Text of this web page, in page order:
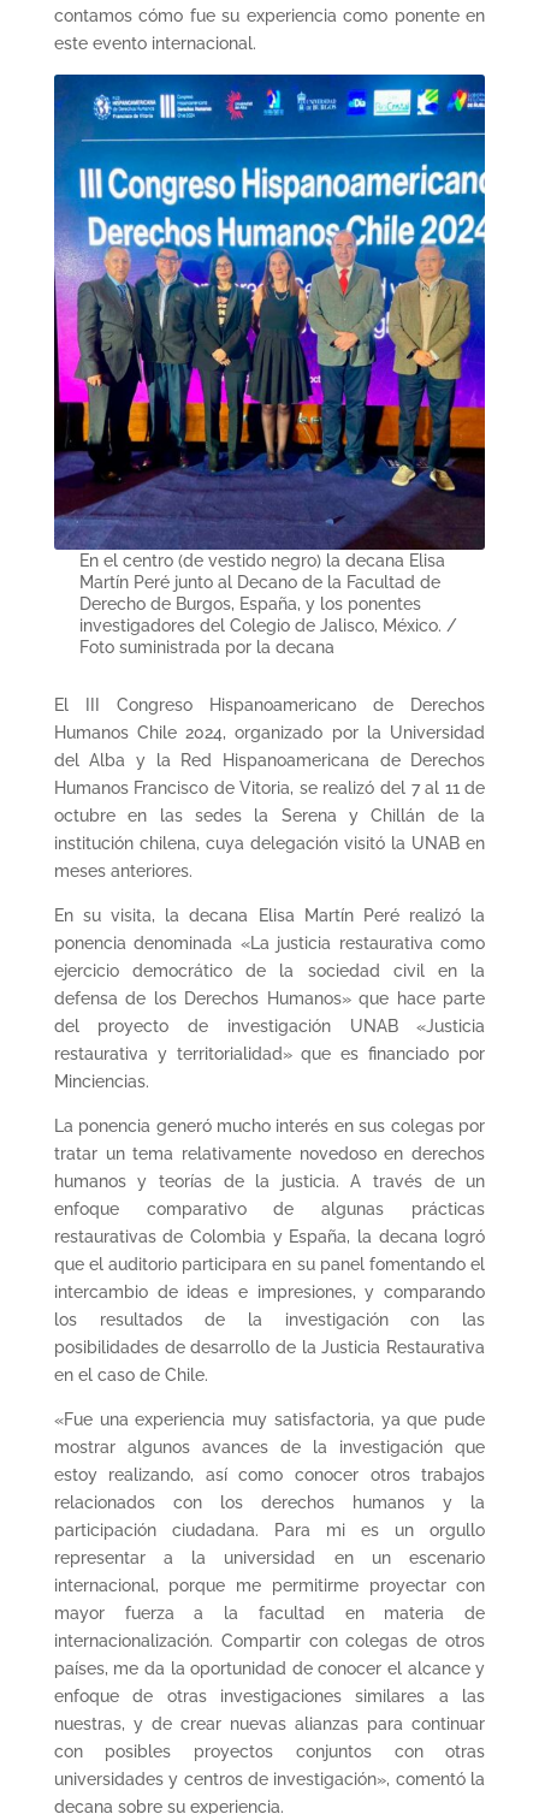
contamos cómo fue su experiencia como ponente en
este evento internacional.
En el centro (de vestido negro) la decana Elisa
Martín Peré junto al Decano de la Facultad de
Derecho de Burgos, España, y los ponentes
investigadores del Colegio de Jalisco, México. /
Foto suministrada por la decana
El III Congreso Hispanoamericano de Derechos
Humanos Chile 2024, organizado por la Universidad
del Alba y la Red Hispanoamericana de Derechos
Humanos Francisco de Vitoria, se realizó del 7 al 11 de
octubre en las sedes la Serena y Chillán de la
institución chilena, cuya delegación visitó la UNAB en
meses anteriores.
En su visita, la decana Elisa Martín Peré realizó la
ponencia denominada «La justicia restaurativa como
ejercicio democrático de la sociedad civil en la
defensa de los Derechos Humanos» que hace parte
del proyecto de investigación UNAB «Justicia
restaurativa y territorialidad» que es financiado por
Minciencias.
La ponencia generó mucho interés en sus colegas por
tratar un tema relativamente novedoso en derechos
humanos y teorías de la justicia. A través de un
enfoque comparativo de algunas prácticas
restaurativas de Colombia y España, la decana logró
que el auditorio participara en su panel fomentando el
intercambio de ideas e impresiones, y comparando
los resultados de la investigación con las
posibilidades de desarrollo de la Justicia Restaurativa
en el caso de Chile.
«Fue una experiencia muy satisfactoria, ya que pude
mostrar algunos avances de la investigación que
estoy realizando, así como conocer otros trabajos
relacionados con los derechos humanos y la
participación ciudadana. Para mi es un orgullo
representar a la universidad en un escenario
internacional, porque me permitirme proyectar con
mayor fuerza a la facultad en materia de
internacionalización. Compartir con colegas de otros
países, me da la oportunidad de conocer el alcance y
enfoque de otras investigaciones similares a las
nuestras, y de crear nuevas alianzas para continuar
con posibles proyectos conjuntos con otras
universidades y centros de investigación», comentó la
decana sobre su experiencia.